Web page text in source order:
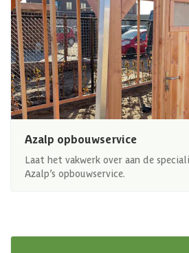
Azalp opbouwservice
Laat het vakwerk over aan de
Azalp’s opbouwservice.